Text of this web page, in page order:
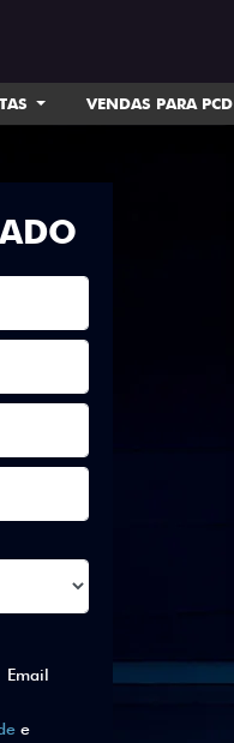
VENDAS PARA PCD
Email
e